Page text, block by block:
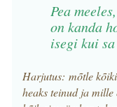
Pea
on kanda
isegi kui
Harjutus: mõtle
heaks teinud ja mille